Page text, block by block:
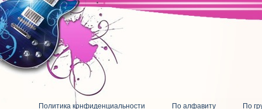
Политика конфиденциальности По алфавиту
По